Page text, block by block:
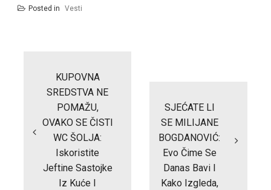
Posted in Vesti
KUPOVNA
SREDSTVA NE
POMAŽU,
OVAKO SE ČISTI
WC ŠOLJA:
Iskoristite
Jeftine Sastojke
Iz Kuće I
SJEĆATE LI
SE MILIJANE
BOGDANOVIĆ:
Evo Čime Se
Danas Bavi I
Kako Izgleda,